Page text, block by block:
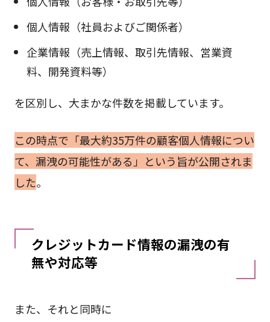
個人情報（社員およびご関係者）
企業情報（売上情報、取引先情報、営業資
料、開発資料等）
を区別し、大まかな件数を掲載しています。
この時点で「最大約35万件の顧客個人情報につい
て、漏洩の可能性がある」という旨が公開されま
した。
クレジットカード情報の漏洩の有
無や対応等
また、それと同時に